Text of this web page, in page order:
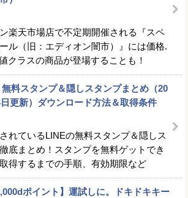
楽天市場店で不定期開催される『スペ
ル（旧：エディオン闇市）』には価格.
クラスの商品が登場することも！
無料スタンプ＆隠しスタンプまとめ（20
更新）ダウンロード方法＆取得条件
れているLINEの無料スタンプ＆隠しス
底まとめ！スタンプを無料ゲットでき
得するまでの手順、有効期限など
ポイント】運試しに。ドキドキキー